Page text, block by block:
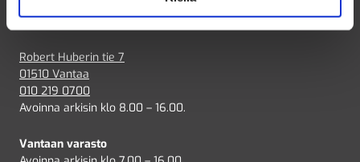
VANTAA
Robert Huberin tie 7
01510 Vantaa
010 219 0700
Avoinna arkisin klo 8.00 – 16.00.
Vantaan varasto